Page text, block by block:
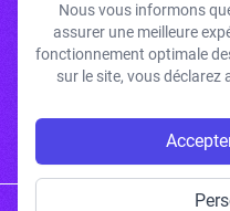
J'accepte de recevoir vos e-
votre politique de
Nous vous informons
assurer une meilleure
fonctionnement optimale
sur le site, vous déclarez